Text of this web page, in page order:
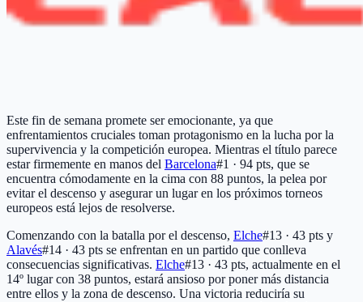
Este fin de semana promete ser emocionante, ya que
enfrentamientos cruciales toman protagonismo en la lucha por la
supervivencia y la competición europea. Mientras el título parece
estar firmemente en manos del Barcelona#1 · 94 pts, que se
encuentra cómodamente en la cima con 88 puntos, la pelea por
evitar el descenso y asegurar un lugar en los próximos torneos
europeos está lejos de resolverse.
Comenzando con la batalla por el descenso, Elche#13 · 43 pts y
Alavés#14 · 43 pts se enfrentan en un partido que conlleva
consecuencias significativas. Elche#13 · 43 pts, actualmente en el
14º lugar con 38 puntos, estará ansioso por poner más distancia
entre ellos y la zona de descenso. Una victoria reduciría su